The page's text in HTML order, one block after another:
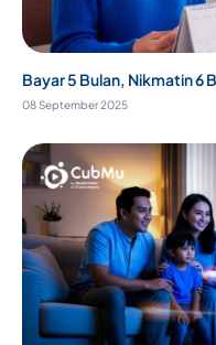
Bayar 5 Bulan, Nikmatin 6
08 September 2025